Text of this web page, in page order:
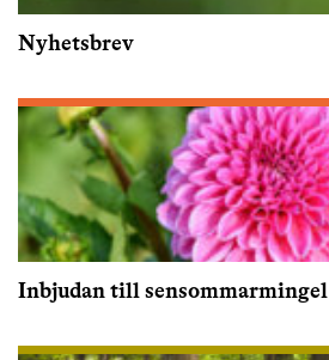
Nyhetsbrev
Inbjudan till sensommarmingel